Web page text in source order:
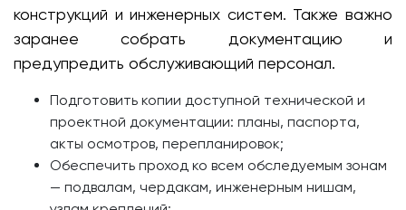
конструкций и инженерных систем. Также важно
заранее собрать документацию и
предупредить обслуживающий персонал.
Подготовить копии доступной технической и
проектной документации: планы, паспорта,
акты осмотров, перепланировок;
Обеспечить проход ко всем обследуемым зонам
— подвалам, чердакам, инженерным нишам,